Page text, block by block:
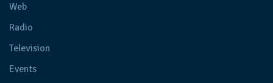
Web
Radio
Television
Events